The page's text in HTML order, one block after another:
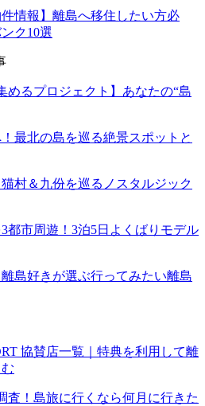
件情報】離島へ移住したい方必
ク10選
めるプロジェクト】あなたの“島
最北の島を巡る絶景スポットと
村＆九份を巡るノスタルジック
都市周遊！3泊5日よくばりモデル
島好きが選ぶ行ってみたい離島
協賛店一覧｜特典を利用して離
査！島旅に行くなら何月に行きた